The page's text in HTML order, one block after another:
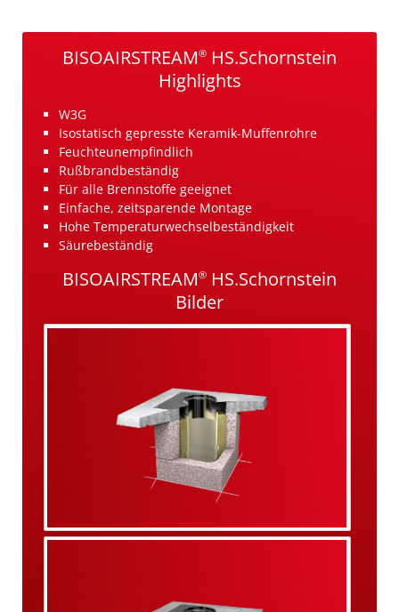
BISOAIRSTREAM® HS.Schornstein
Highlights
W3G
Isostatisch gepresste Keramik-Muffenrohre
Feuchteunempfindlich
Rußbrandbeständig
Für alle Brennstoffe geeignet
Einfache, zeitsparende Montage
Hohe Temperaturwechselbeständigkeit
Säurebeständig
BISOAIRSTREAM® HS.Schornstein
Bilder